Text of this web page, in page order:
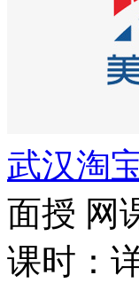
武汉淘
面授 网
课时：